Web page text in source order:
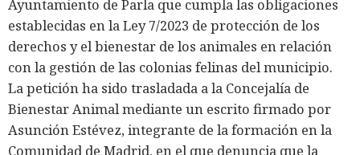
Ayuntamiento de Parla que cumpla las obligaciones
establecidas en la Ley 7/2023 de protección de los
derechos y el bienestar de los animales en relación
con la gestión de las colonias felinas del municipio.
La petición ha sido trasladada a la Concejalía de
Bienestar Animal mediante un escrito firmado por
Asunción Estévez, integrante de la formación en la
Comunidad de Madrid, en el que denuncia que la